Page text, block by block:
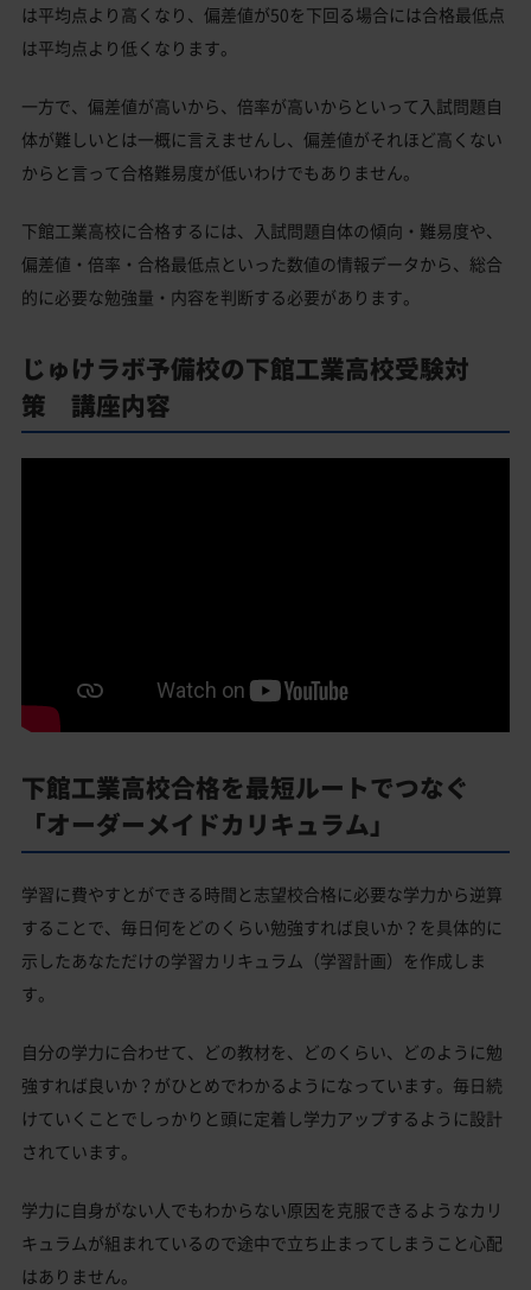
は平均点より高くなり、偏差値が50を下回る場合には合格最低点
は平均点より低くなります。
一方で、偏差値が高いから、倍率が高いからといって入試問題自
体が難しいとは一概に言えませんし、偏差値がそれほど高くない
からと言って合格難易度が低いわけでもありません。
下館工業高校に合格するには、入試問題自体の傾向・難易度や、
偏差値・倍率・合格最低点といった数値の情報データから、総合
的に必要な勉強量・内容を判断する必要があります。
じゅけラボ予備校の下館工業高校受験対
策 講座内容
下館工業高校合格を最短ルートでつなぐ
「オーダーメイドカリキュラム」
学習に費やすとができる時間と志望校合格に必要な学力から逆算
することで、毎日何をどのくらい勉強すれば良いか？を具体的に
示したあなただけの学習カリキュラム（学習計画）を作成しま
す。
自分の学力に合わせて、どの教材を、どのくらい、どのように勉
強すれば良いか？がひとめでわかるようになっています。毎日続
けていくことでしっかりと頭に定着し学力アップするように設計
されています。
学力に自身がない人でもわからない原因を克服できるようなカリ
キュラムが組まれているので途中で立ち止まってしまうこと心配
はありません。